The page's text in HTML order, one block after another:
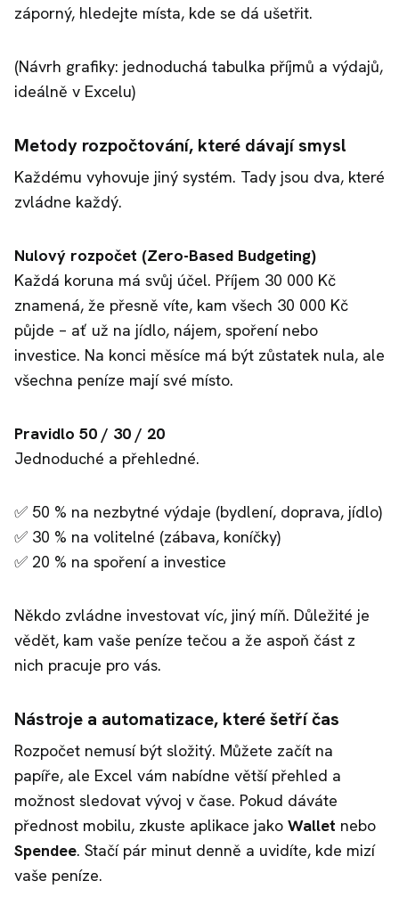
záporný, hledejte místa, kde se dá ušetřit.
(Návrh grafiky: jednoduchá tabulka příjmů a výdajů,
ideálně v Excelu)
Metody rozpočtování, které dávají smysl
Každému vyhovuje jiný systém. Tady jsou dva, které
zvládne každý.
Nulový rozpočet (Zero-Based Budgeting)
Každá koruna má svůj účel. Příjem 30 000 Kč
znamená, že přesně víte, kam všech 30 000 Kč
půjde – ať už na jídlo, nájem, spoření nebo
investice. Na konci měsíce má být zůstatek nula, ale
všechna peníze mají své místo.
Pravidlo 50 / 30 / 20
Jednoduché a přehledné.
✅ 50 % na nezbytné výdaje (bydlení, doprava, jídlo)
✅ 30 % na volitelné (zábava, koníčky)
✅ 20 % na spoření a investice
Někdo zvládne investovat víc, jiný míň. Důležité je
vědět, kam vaše peníze tečou a že aspoň část z
nich pracuje pro vás.
Nástroje a automatizace, které šetří čas
Rozpočet nemusí být složitý. Můžete začít na
papíře, ale Excel vám nabídne větší přehled a
možnost sledovat vývoj v čase. Pokud dáváte
přednost mobilu, zkuste aplikace jako Wallet nebo
Spendee. Stačí pár minut denně a uvidíte, kde mizí
vaše peníze.